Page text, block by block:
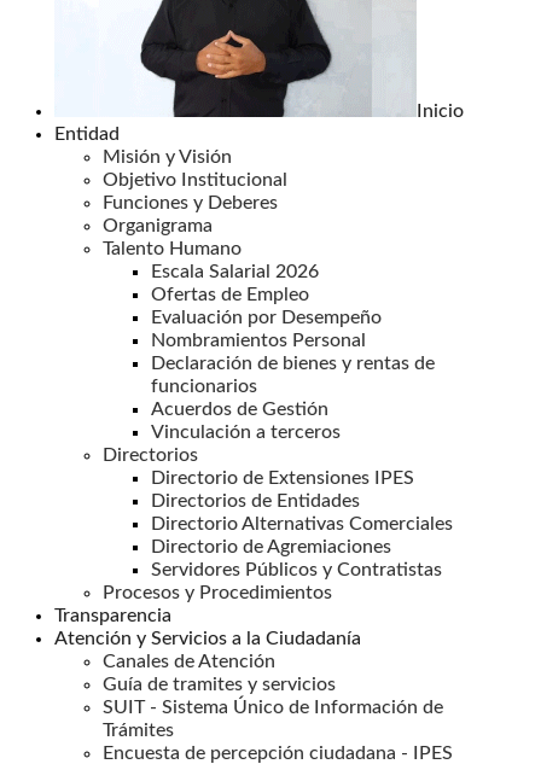
Inicio
Entidad
Misión y Visión
Objetivo Institucional
Funciones y Deberes
Organigrama
Talento Humano
Escala Salarial 2026
Ofertas de Empleo
Evaluación por Desempeño
Nombramientos Personal
Declaración de bienes y rentas de
funcionarios
Acuerdos de Gestión
Vinculación a terceros
Directorios
Directorio de Extensiones IPES
Directorios de Entidades
Directorio Alternativas Comerciales
Directorio de Agremiaciones
Servidores Públicos y Contratistas
Procesos y Procedimientos
Transparencia
Atención y Servicios a la Ciudadanía
Canales de Atención
Guía de tramites y servicios
SUIT - Sistema Único de Información de
Trámites
Encuesta de percepción ciudadana - IPES